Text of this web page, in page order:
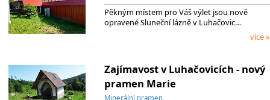
Pěkným místem pro Váš výlet jsou nově
opravené Sluneční lázně v Luhačovic…
více »
Zajímavost v Luhačovicích - nový
pramen Marie
Minerální pramen